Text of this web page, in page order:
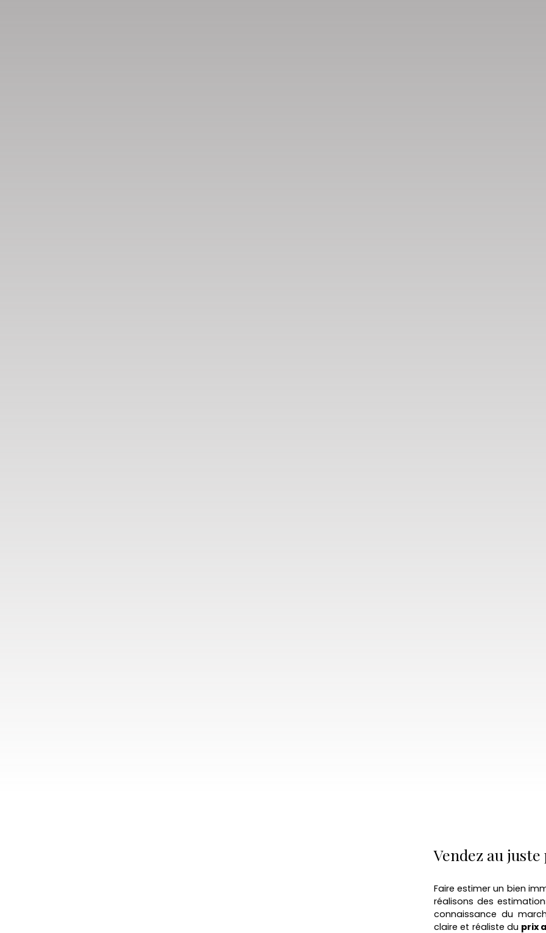
Vendez au
Faire estimer un bien
réalisons des
connaissance du
claire et réaliste du prix